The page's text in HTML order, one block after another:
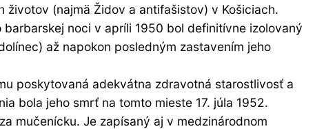
(najmä Židov a antifašistov) v Košiciach.
noci v apríli 1950 bol definitívne izolovaný
až napokon posledným zastavením jeho
poskytovaná adekvátna zdravotná starostlivosť a
bola jeho smrť na tomto mieste 17. júla 1952.
mučenícku. Je zapísaný aj v medzinárodnom